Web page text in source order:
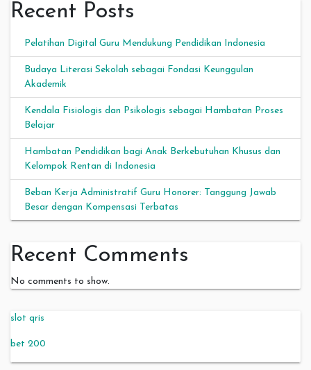
Recent Posts
Pelatihan Digital Guru Mendukung Pendidikan Indonesia
Budaya Literasi Sekolah sebagai Fondasi Keunggulan
Akademik
Kendala Fisiologis dan Psikologis sebagai Hambatan Proses
Belajar
Hambatan Pendidikan bagi Anak Berkebutuhan Khusus dan
Kelompok Rentan di Indonesia
Beban Kerja Administratif Guru Honorer: Tanggung Jawab
Besar dengan Kompensasi Terbatas
Recent Comments
No comments to show.
slot qris
bet 200